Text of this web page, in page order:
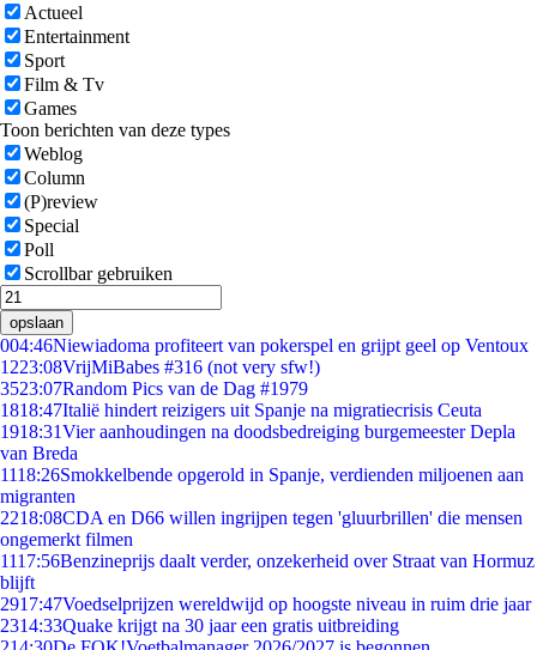
Actueel
Entertainment
Sport
Film & Tv
Games
Toon berichten van deze types
Weblog
Column
(P)review
Special
Poll
Scrollbar gebruiken
opslaan
004:46Niewiadoma profiteert van pokerspel en grijpt geel op Ventoux
1223:08VrijMiBabes #316 (not very sfw!)
3523:07Random Pics van de Dag #1979
1818:47Italië hindert reizigers uit Spanje na migratiecrisis Ceuta
1918:31Vier aanhoudingen na doodsbedreiging burgemeester Depla
van Breda
1118:26Smokkelbende opgerold in Spanje, verdienden miljoenen aan
migranten
2218:08CDA en D66 willen ingrijpen tegen 'gluurbrillen' die mensen
ongemerkt filmen
1117:56Benzineprijs daalt verder, onzekerheid over Straat van Hormuz
blijft
2917:47Voedselprijzen wereldwijd op hoogste niveau in ruim drie jaar
2314:33Quake krijgt na 30 jaar een gratis uitbreiding